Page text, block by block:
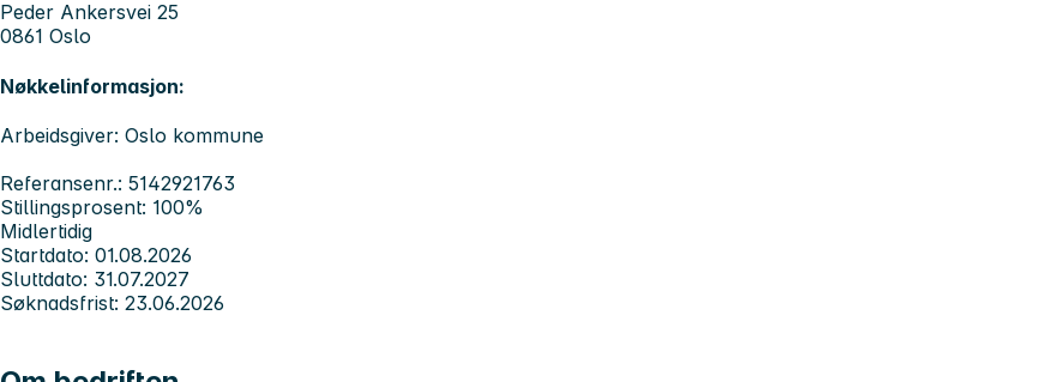
Peder Ankersvei 25
0861 Oslo
Nøkkelinformasjon:
Arbeidsgiver: Oslo kommune
Referansenr.: 5142921763
Stillingsprosent: 100%
Midlertidig
Startdato: 01.08.2026
Sluttdato: 31.07.2027
Søknadsfrist: 23.06.2026